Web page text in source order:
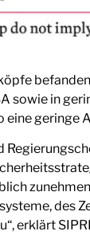
sowie in
eine
des
erklärt